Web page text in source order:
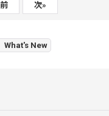
前 次»
What's New